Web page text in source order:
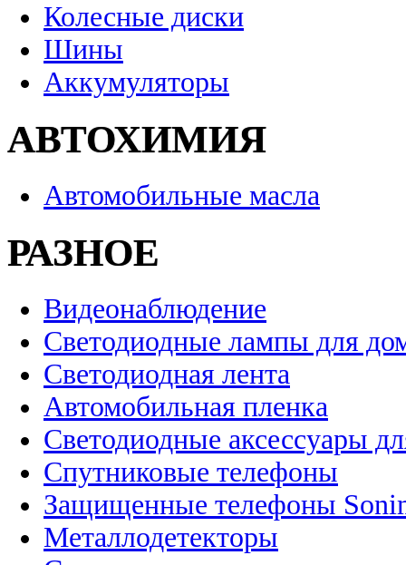
Колесные диски
Шины
Аккумуляторы
АВТОХИМИЯ
Автомобильные масла
РАЗНОЕ
Видеонаблюдение
Светодиодные лампы для
Светодиодная лента
Автомобильная пленка
Светодиодные аксессуары
Спутниковые телефоны
Защищенные телефоны
Металлодетекторы